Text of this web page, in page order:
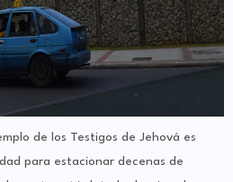
de los Testigos de Jehová es
para estacionar decenas de